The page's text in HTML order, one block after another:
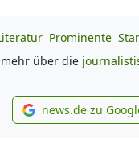
Prominente
über die
news.de zu